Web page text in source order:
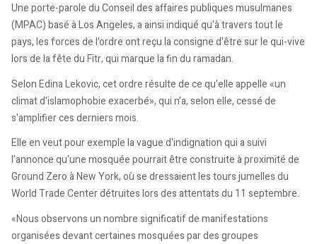
Une porte-parole du Conseil des affaires publiques musulmanes
(MPAC) basé à Los Angeles, a ainsi indiqué qu'à travers tout le
pays, les forces de l'ordre ont reçu la consigne d'être sur le qui-vive
lors de la fête du Fitr, qui marque la fin du ramadan.
Selon Edina Lekovic, cet ordre résulte de ce qu'elle appelle «un
climat d'islamophobie exacerbé», qui n'a, selon elle, cessé de
s'amplifier ces derniers mois.
Elle en veut pour exemple la vague d'indignation qui a suivi
l'annonce qu'une mosquée pourrait être construite à proximité de
Ground Zero à New York, où se dressaient les tours jumelles du
World Trade Center détruites lors des attentats du 11 septembre.
«Nous observons un nombre significatif de manifestations
organisées devant certaines mosquées par des groupes